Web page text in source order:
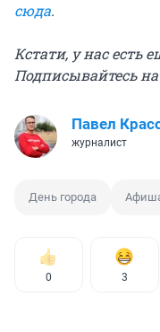
сюда.
Кстати, у нас есть
Подписывайтесь на
Павел
журналист
День города
0 3